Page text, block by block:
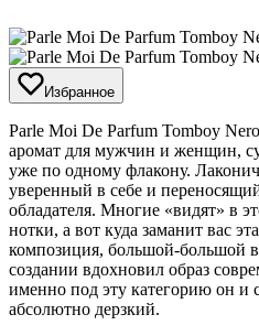
Избранное
​Parle Moi De Parfum Tomboy
аромат для мужчин и женщин,
уже по одному флакону.
уверенный в себе и
обладателя. Многие «видят» в
нотки, а вот куда заманит вас
композиция, большой-большой
создании вдохновил образ
именно под эту категорию он и
абсолютно дерзкий.